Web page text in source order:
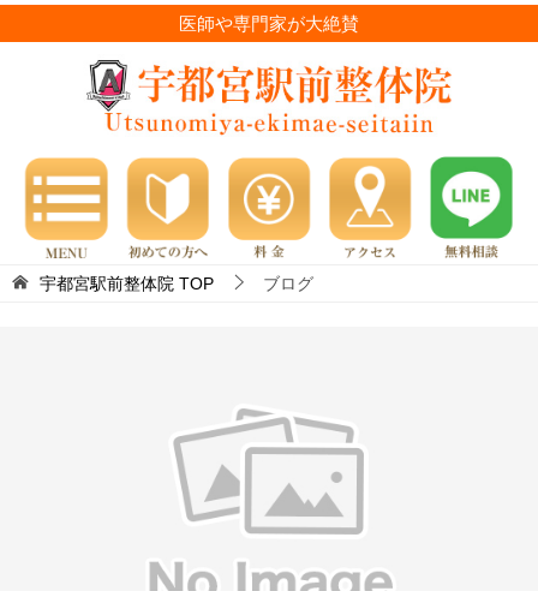
医師や専門家が大絶賛
宇都宮駅前整体院 TOP ブログ